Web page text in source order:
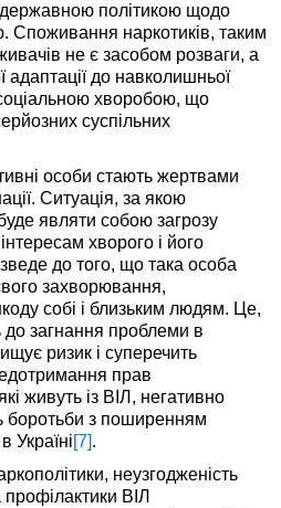
політикою щодо
Споживання наркотиків, таким
не є засобом розваги, а
адаптації до навколишньої
хворобою, що
суспільних
особи стають жертвами
Ситуація, за якою
являти собою загрозу
хворого і його
до того, що така особа
захворювання,
собі і близьким людям. Це,
до загнання проблеми в
ризик і суперечить
прав
живуть із ВІЛ, негативно
боротьби з поширенням
Україні [7] .
неузгодженість
профілактики ВІЛ